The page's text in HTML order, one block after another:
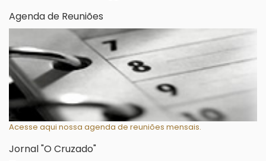
Agenda de Reuniões
Acesse aqui nossa agenda de reuniões mensais.
Jornal "O Cruzado"